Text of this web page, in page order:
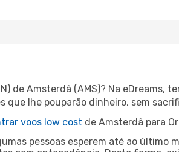
de Amsterdã (AMS)? Na
que lhe pouparão dinheiro, sem
voos low cost de Amsterdã para
pessoas esperem até ao